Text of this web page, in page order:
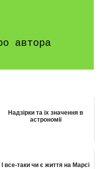
автора
Надзірки та їх значення в
астрономії
І все-таки чи є життя на Марсі